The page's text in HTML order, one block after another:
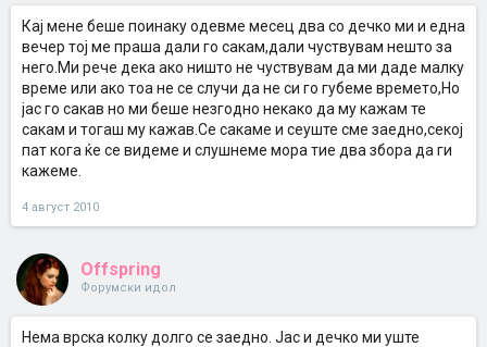
Кај мене беше поинаку одевме месец два со дечко ми и една
вечер тој ме праша дали го сакам,дали чуствувам нешто за
него.Ми рече дека ако ништо не чуствувам да ми даде малку
време или ако тоа не се случи да не си го губеме времето,Но
јас го сакав но ми беше незгодно некако да му кажам те
сакам и тогаш му кажав.Се сакаме и сеуште сме заедно,секој
пат кога ќе се видеме и слушнеме мора тие два збора да ги
кажеме.
4 август 2010
Offspring
Форумски идол
Нема врска колку долго се заедно. Јас и дечко ми уште